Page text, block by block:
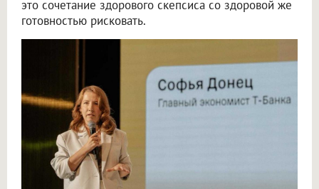
это сочетание здорового скепсиса со здоровой же
готовностью рисковать.